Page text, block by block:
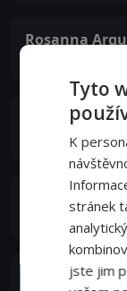
Rosanna
Mia Stallard
Jordi Mollà
Aguilar
Vincent Perez
Tyto
K
stránek
jste jim